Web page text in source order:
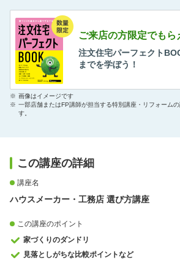
ご来店の方限定でもら
注文住宅パーフェクト
までを学ぼう！
※ 画像はイメージです
※ 一部店舗またはFP講師が担当する特別講座・リフォーム
す。
この講座の詳細
講座名
ハウスメーカー・工務店 選び方講座
この講座のポイント
家づくりのダンドリ
見落としがちな比較ポイントなど